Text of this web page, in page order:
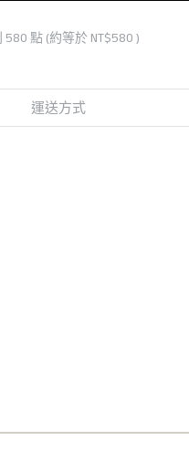
580 點 (約等於 NT$580 )
運送方式